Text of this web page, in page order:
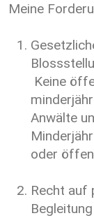
Meine
Keine
Anwälte
oder
Recht auf
Begleitung